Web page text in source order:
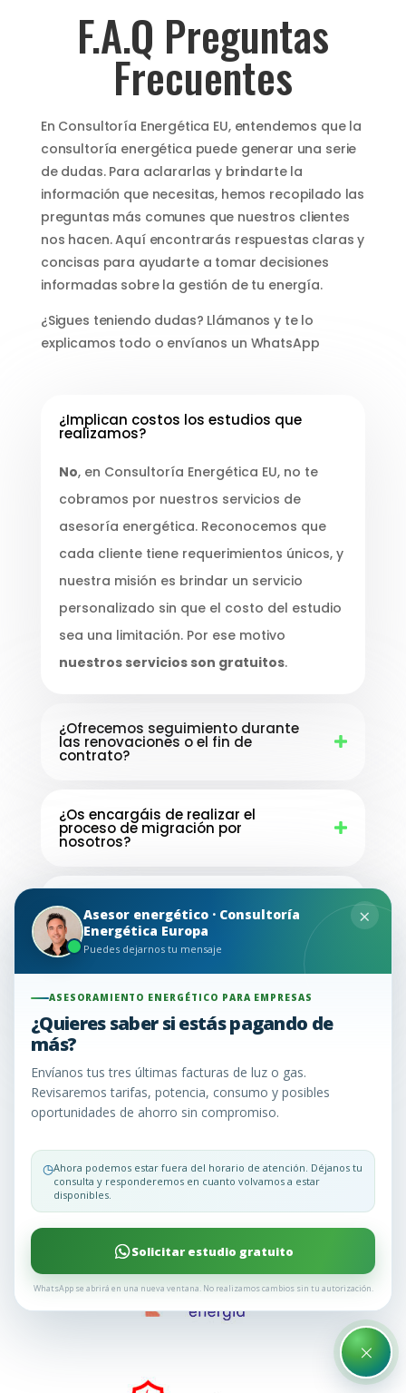
F.A.Q Preguntas
Frecuentes
En Consultoría Energética EU, entendemos que la
consultoría energética puede generar una serie
de dudas. Para aclararlas y brindarte la
información que necesitas, hemos recopilado las
preguntas más comunes que nuestros clientes
nos hacen. Aquí encontrarás respuestas claras y
concisas para ayudarte a tomar decisiones
informadas sobre la gestión de tu energía.
¿Sigues teniendo dudas? Llámanos y te lo
explicamos todo o envíanos un WhatsApp
¿Implican costos los estudios que
realizamos?
No, en Consultoría Energética EU, no te
cobramos por nuestros servicios de
asesoría energética. Reconocemos que
cada cliente tiene requerimientos únicos, y
nuestra misión es brindar un servicio
personalizado sin que el costo del estudio
sea una limitación. Por ese motivo
nuestros servicios son gratuitos.
¿Ofrecemos seguimiento durante
las renovaciones o el fin de
contrato?
¿Os encargáis de realizar el
proceso de migración por
nosotros?
constante?
¿Necesitamos marcar un número
Trabajamos con las
mejores opciones del
mercado
Asesor energético · Consultoría
Energética Europa
Puedes dejarnos tu mensaje
×
ASESORAMIENTO ENERGÉTICO PARA EMPRESAS
¿Quieres saber si estás pagando de
más?
Envíanos tus tres últimas facturas de luz o gas.
Revisaremos tarifas, potencia, consumo y posibles
oportunidades de ahorro sin compromiso.
◷Ahora podemos estar fuera del horario de atención. Déjanos tu
consulta y responderemos en cuanto volvamos a estar
disponibles.
Solicitar estudio gratuito
WhatsApp se abrirá en una nueva ventana. No realizamos cambios sin tu autorización.
×